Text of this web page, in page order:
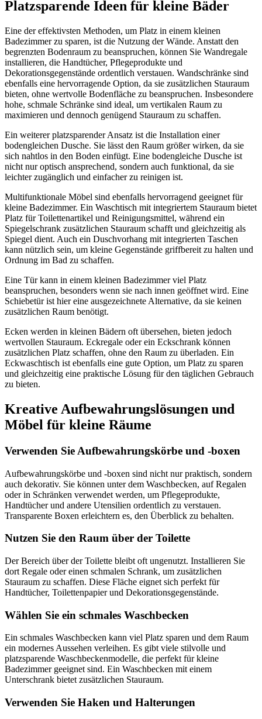
Platzsparende Ideen für kleine Bäder
Eine der effektivsten Methoden, um Platz in einem kleinen
Badezimmer zu sparen, ist die Nutzung der Wände. Anstatt den
begrenzten Bodenraum zu beanspruchen, können Sie Wandregale
installieren, die Handtücher, Pflegeprodukte und
Dekorationsgegenstände ordentlich verstauen. Wandschränke sind
ebenfalls eine hervorragende Option, da sie zusätzlichen Stauraum
bieten, ohne wertvolle Bodenfläche zu beanspruchen. Insbesondere
hohe, schmale Schränke sind ideal, um vertikalen Raum zu
maximieren und dennoch genügend Stauraum zu schaffen.
Ein weiterer platzsparender Ansatz ist die Installation einer
bodengleichen Dusche. Sie lässt den Raum größer wirken, da sie
sich nahtlos in den Boden einfügt. Eine bodengleiche Dusche ist
nicht nur optisch ansprechend, sondern auch funktional, da sie
leichter zugänglich und einfacher zu reinigen ist.
Multifunktionale Möbel sind ebenfalls hervorragend geeignet für
kleine Badezimmer. Ein Waschtisch mit integriertem Stauraum bietet
Platz für Toilettenartikel und Reinigungsmittel, während ein
Spiegelschrank zusätzlichen Stauraum schafft und gleichzeitig als
Spiegel dient. Auch ein Duschvorhang mit integrierten Taschen
kann nützlich sein, um kleine Gegenstände griffbereit zu halten und
Ordnung im Bad zu schaffen.
Eine Tür kann in einem kleinen Badezimmer viel Platz
beanspruchen, besonders wenn sie nach innen geöffnet wird. Eine
Schiebetür ist hier eine ausgezeichnete Alternative, da sie keinen
zusätzlichen Raum benötigt.
Ecken werden in kleinen Bädern oft übersehen, bieten jedoch
wertvollen Stauraum. Eckregale oder ein Eckschrank können
zusätzlichen Platz schaffen, ohne den Raum zu überladen. Ein
Eckwaschtisch ist ebenfalls eine gute Option, um Platz zu sparen
und gleichzeitig eine praktische Lösung für den täglichen Gebrauch
zu bieten.
Kreative Aufbewahrungslösungen und
Möbel für kleine Räume
Verwenden Sie Aufbewahrungskörbe und -boxen
Aufbewahrungskörbe und -boxen sind nicht nur praktisch, sondern
auch dekorativ. Sie können unter dem Waschbecken, auf Regalen
oder in Schränken verwendet werden, um Pflegeprodukte,
Handtücher und andere Utensilien ordentlich zu verstauen.
Transparente Boxen erleichtern es, den Überblick zu behalten.
Nutzen Sie den Raum über der Toilette
Der Bereich über der Toilette bleibt oft ungenutzt. Installieren Sie
dort Regale oder einen schmalen Schrank, um zusätzlichen
Stauraum zu schaffen. Diese Fläche eignet sich perfekt für
Handtücher, Toilettenpapier und Dekorationsgegenstände.
Wählen Sie ein schmales Waschbecken
Ein schmales Waschbecken kann viel Platz sparen und dem Raum
ein modernes Aussehen verleihen. Es gibt viele stilvolle und
platzsparende Waschbeckenmodelle, die perfekt für kleine
Badezimmer geeignet sind. Ein Waschbecken mit einem
Unterschrank bietet zusätzlichen Stauraum.
Verwenden Sie Haken und Halterungen